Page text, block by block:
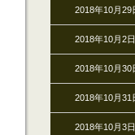
2018年10月29
2018年10月2日
2018年10月30
2018年10月31
2018年10月3日